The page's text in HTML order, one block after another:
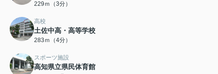
229ｍ（3分）
高校
土佐中高・高等学校
283ｍ（4分）
スポーツ施設
高知県立県民体育館